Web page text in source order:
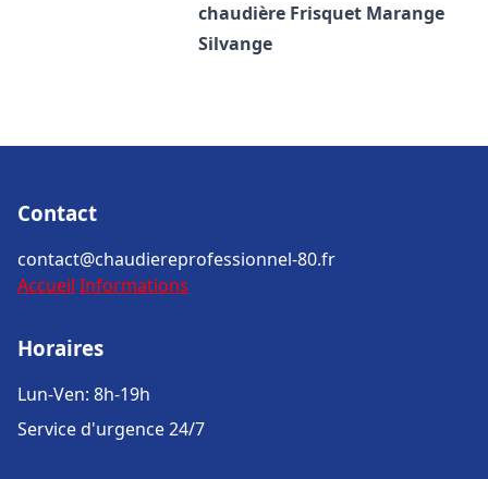
chaudière Frisquet Marange
Silvange
Contact
contact@chaudiereprofessionnel-80.fr
Accueil Informations
Horaires
Lun-Ven: 8h-19h
Service d'urgence 24/7